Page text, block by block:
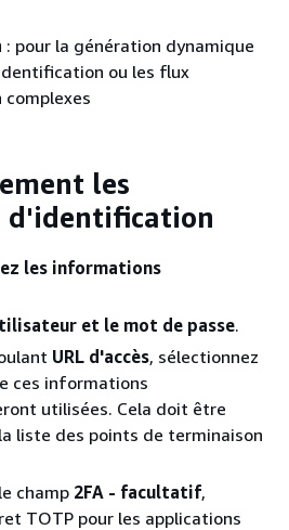
: pour la génération dynamique
ou les flux
les
d'identification
les informations
et le mot de passe.
URL d'accès, sélectionnez
ces informations
utilisées. Cela doit être
liste des points de terminaison
champ 2FA - facultatif,
TOTP pour les applications